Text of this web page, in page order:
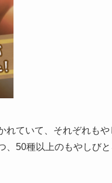
ていて、それぞれもや
、50種以上のもやしび